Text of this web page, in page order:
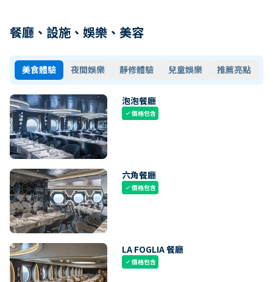
餐廳、設施、娛樂、美容
美食體驗 夜間娛樂 靜修體驗 兒童娛樂 推薦亮點
泡泡餐廳
check價格包含
六角餐廳
check價格包含
LA FOGLIA 餐廳
check價格包含